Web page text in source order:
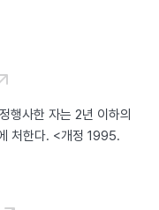
행사한 자는 2년 이하의
처한다. <개정 1995.